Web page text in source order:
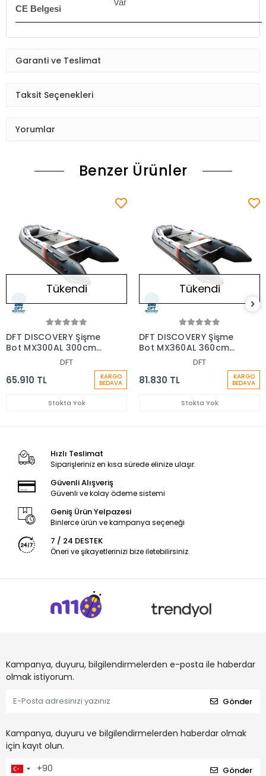
CE Belgesi
Var
Garanti ve Teslimat
Taksit Seçenekleri
Yorumlar
Benzer Ürünler
Tükendi
DFT DISCOVERY Şişme
Bot MX300AL 300cm
DFT
65.910 TL KARGO
BEDAVA
Stokta Yok
Tükendi
DFT DISCOVERY Şişme
Bot MX360AL 360cm
DFT
81.830 TL KARGO
BEDAVA
Stokta Yok
Hızlı Teslimat
Siparişleriniz en kısa sürede elinize ulaşır.
Güvenli Alışveriş
Güvenli ve kolay ödeme sistemi
Geniş Ürün Yelpazesi
Binlerce ürün ve kampanya seçeneği
7 / 24 DESTEK
Öneri ve şikayetlerinizi bize iletebilirsiniz.
Kampanya, duyuru, bilgilendirmelerden e-posta ile haberdar
olmak istiyorum.
Gönder
Kampanya, duyuru ve bilgilendirmelerden haberdar olmak
için kayıt olun.
Gönder